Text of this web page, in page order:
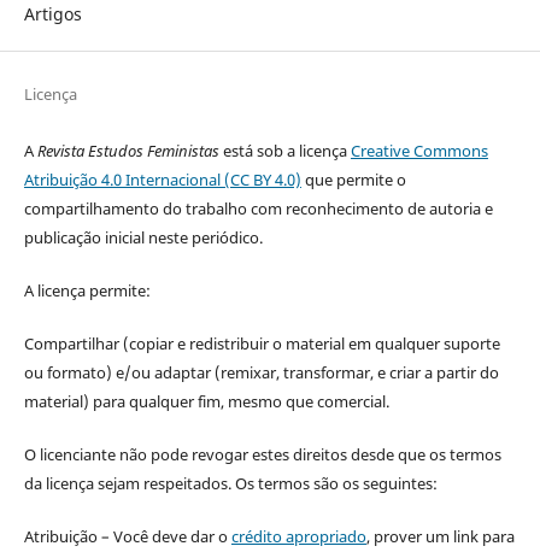
Artigos
Licença
ARevista Estudos Feministasestá sob a licençaCreative Commons
Atribuição 4.0 Internacional (CC BY 4.0) que permite o
compartilhamento do trabalho com reconhecimento de autoria e
publicação inicial neste periódico.
A licença permite:
Compartilhar (copiar e redistribuir o material em qualquer suporte
ou formato) e/ou adaptar (remixar, transformar, e criar a partir do
material) para qualquer fim, mesmo que comercial.
O licenciante não pode revogar estes direitos desde que os termos
da licença sejam respeitados. Os termos são os seguintes:
Atribuição – Você deve dar ocrédito apropriado, prover um link para